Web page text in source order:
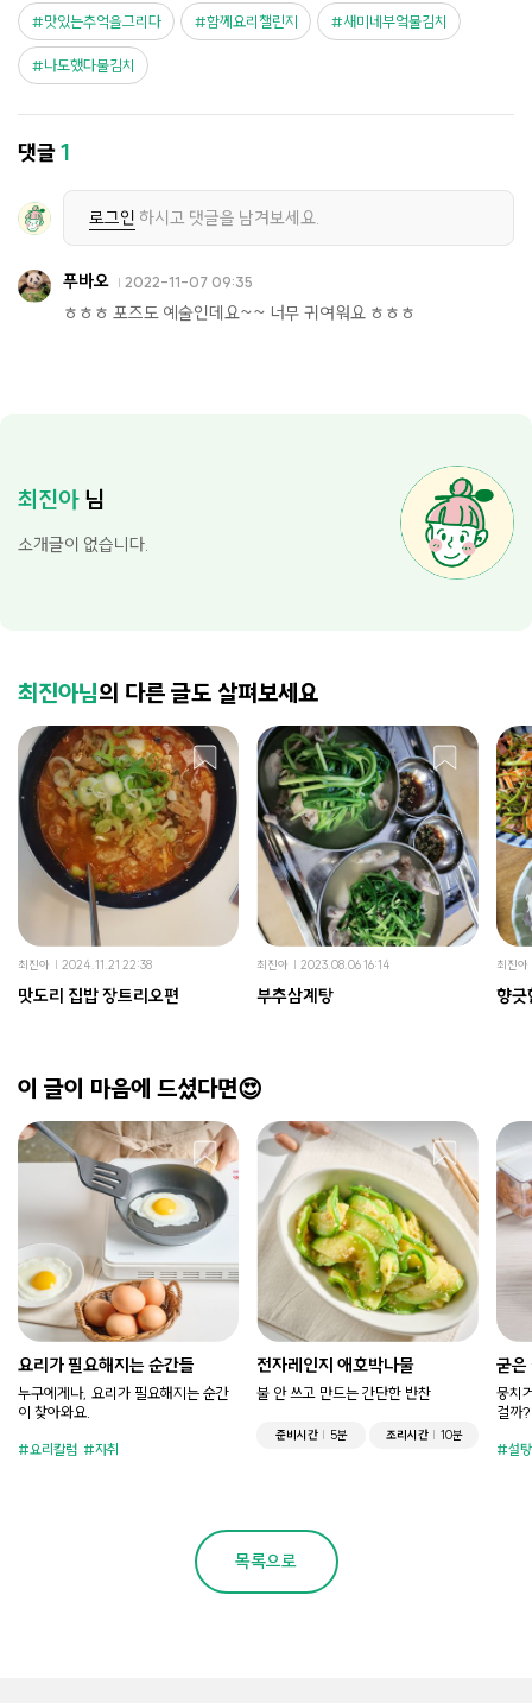
맛있는추억을그리다 함께요리챌린지 새미네부엌물김치
나도했다물김치
댓글1
로그인 하시고 댓글을 남겨보세요.
푸바오 2022-11-07 09:35
ㅎㅎㅎ 포즈도 예술인데요~~ 너무 귀여워요 ㅎㅎㅎ
최진아님
소개글이 없습니다.
최진아님의 다른 글도 살펴보세요
최진아 2024.11.21 22:38
맛도리 집밥 장트리오편
최진아 2023.08.06 16:14
부추삼계탕
최진아
향긋
이 글이 마음에 드셨다면😍
요리가 필요해지는 순간들
누구에게나, 요리가 필요해지는 순간
이 찾아와요.
요리칼럼 자취
전자레인지 애호박나물
불 안 쓰고 만드는 간단한 반찬
준비시간 5분 조리시간 10분
굳은
뭉치
걸까?
설탕
목록으로